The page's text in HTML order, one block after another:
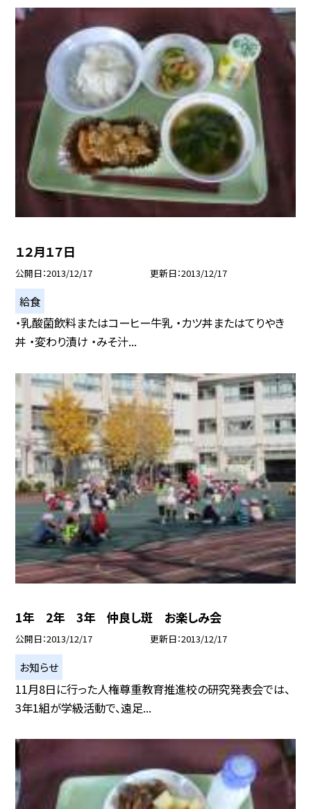
１２月１７日
公開日 2013/12/17 更新日 2013/12/17
給食
・乳酸菌飲料またはコーヒー牛乳 ・カツ丼またはてりやき
丼 ・変わり漬け ・みそ汁...
1年 2年 3年 仲良し斑 お楽しみ会
公開日 2013/12/17 更新日 2013/12/17
お知らせ
11月8日に行った人権尊重教育推進校の研究発表会では、
3年1組が学級活動で、遠足...